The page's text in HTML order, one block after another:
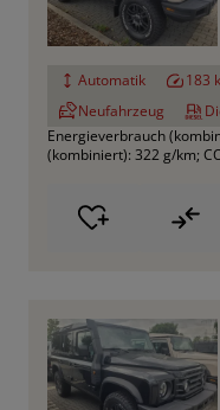
Automatik 183
Neufahrzeug
Energieverbrauch
(kombiniert): 322 g/km;